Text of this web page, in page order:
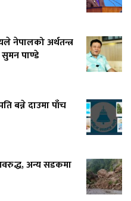
नेपालको अर्थतन्त्र
पाण्डे
बन्ने दाउमा पाँच
अन्य सडकमा